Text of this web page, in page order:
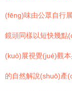
(fēng)味由公眾自行
鏡頭同樣以短快幾點
(kuò)展視覺(jué)觀
的自然解說(shuō)產